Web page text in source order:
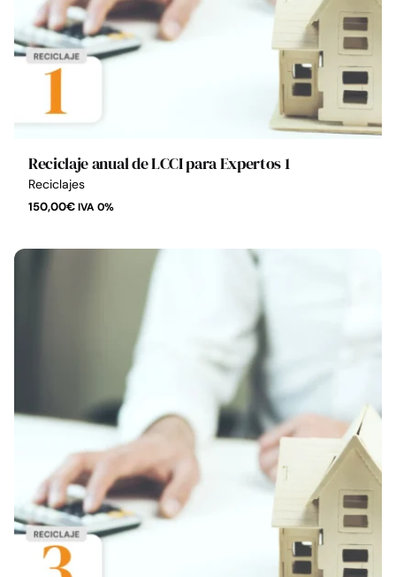
Reciclaje anual de LCCI para Expertos 1
Reciclajes
150,00€IVA 0%